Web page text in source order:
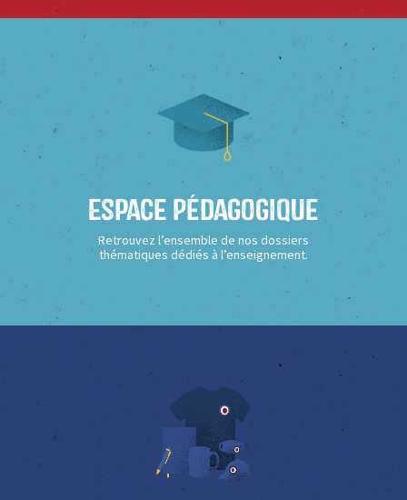
Espace Pédagogique
Retrouvez l’ensemble de nos dossiers
thématiques dédiés à l’enseignement.